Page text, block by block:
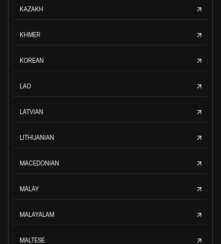
KAZAKH
KHMER
KOREAN
LAO
LATVIAN
LITHUANIAN
MACEDONIAN
MALAY
MALAYALAM
MALTESE